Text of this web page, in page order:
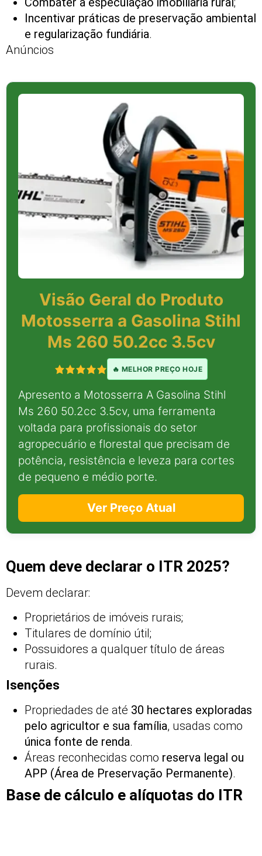
Incentivar práticas de preservação ambiental
e regularização fundiária.
Anúncios
Visão Geral do Produto
Motosserra a Gasolina Stihl
Ms 260 50.2cc 3.5cv
🔥 MELHOR PREÇO HOJE
Apresento a Motosserra A Gasolina Stihl
Ms 260 50.2cc 3.5cv, uma ferramenta
voltada para profissionais do setor
agropecuário e florestal que precisam de
potência, resistência e leveza para cortes
de pequeno e médio porte.
Ver Preço Atual
Quem deve declarar o ITR 2025?
Devem declarar:
Proprietários de imóveis rurais;
Titulares de domínio útil;
Possuidores a qualquer título de áreas
rurais.
Isenções
Propriedades de até 30 hectares exploradas
pelo agricultor e sua família, usadas como
única fonte de renda.
Áreas reconhecidas como reserva legal ou
APP (Área de Preservação Permanente).
Base de cálculo e alíquotas do ITR